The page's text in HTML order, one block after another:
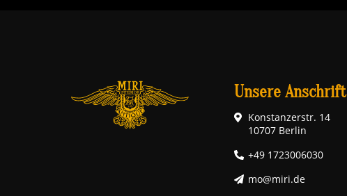
Unsere Anschrift
Konstanzerstr. 14
10707 Berlin
+49 1723006030
mo@miri.de